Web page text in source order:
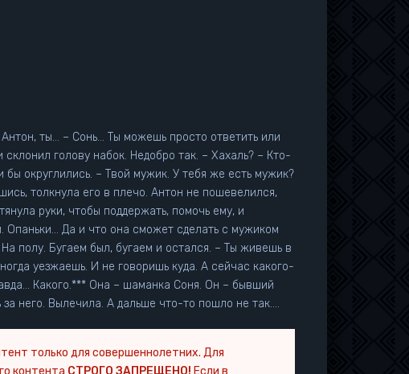
ты… – Сонь… Ты можешь просто ответить или
голову набок. Недобро так. – Хахаль? – Кто-
округлились. – Твой мужик. У тебя же есть мужик?
толкнула его в плечо. Антон не пошевелился,
руки, чтобы поддержать, помочь ему, и
Опаньки… Да и что она сможет сделать с мужиком
полу. Бугаем был, бугаем и остался. – Ты живешь в
уезжаешь. И не говоришь куда. А сейчас какого-
Какого.*** Она – шаманка Соня. Он – бывший
него. Вылечила. А дальше что-то пошло не так….
только для совершеннолетних. Для
контента СТРОГО ЗАПРЕЩЕНО! Если в